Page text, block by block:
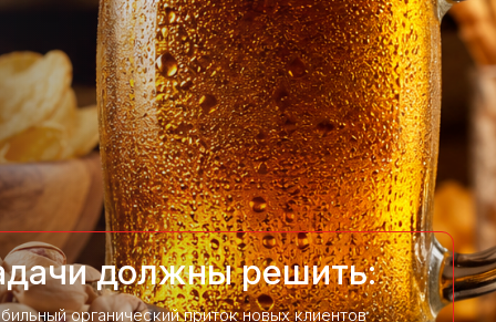
должны решить:
органический приток новых клиентов